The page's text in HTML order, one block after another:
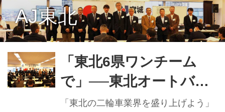
AJ東北
「東北6県ワンチーム
で」──東北オートバイ
事業協同組合が誕生 構
「東北の二輪車業界を盛り上げよう」